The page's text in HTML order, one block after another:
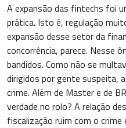
A expansão das fintechs foi
prática. Isto é, regulação
expansão desse setor da
concorrência, parece. Nesse
bandidos. Como não se
dirigidos por gente suspeita,
crime. Além de Master e de
verdade no rolo? A relação
fiscalização ruim com o crime